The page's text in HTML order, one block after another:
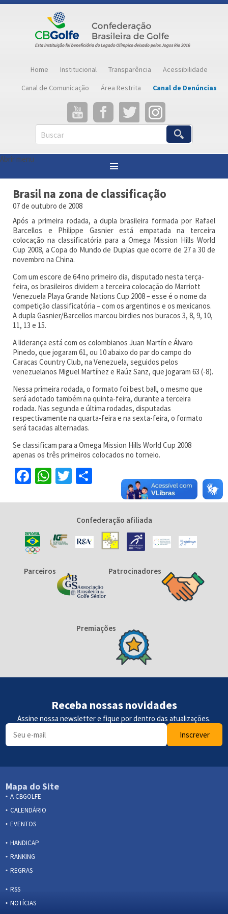
Home Institucional Transparência
Acessibilidade
Canal de Comunicação
Área Restrita Canal de Denúncias
Buscar
Abrir menu
Você está aqui: Notícias
Brasil na zona de classificação
07 de outubro de 2008
Após a primeira rodada, a dupla brasileira formada por Rafael
Barcellos e Philippe Gasnier está empatada na terceira
colocação na classificatória para a Omega Mission Hills World
Cup 2008, a Copa do Mundo de Duplas que ocorre de 27 a 30 de
novembro na China.
Com um escore de 64 no primeiro dia, disputado nesta terça-
feira, os brasileiros dividem a terceira colocação do Marriott
Venezuela Playa Grande Nations Cup 2008 – esse é o nome da
competição classificatória – com os argentinos e os mexicanos.
A dupla Gasnier/Barcellos marcou birdies nos buracos 3, 8, 9, 10,
11, 13 e 15.
A liderança está com os colombianos Juan Martín e Álvaro
Pinedo, que jogaram 61, ou 10 abaixo do par do campo do
Caracas Country Club, na Venezuela, seguidos pelos
venezuelanos Miguel Martínez e Raúz Sanz, que jogaram 63 (-8).
Nessa primeira rodada, o formato foi best ball, o mesmo que
será adotado também na quinta-feira, durante a terceira
rodada. Nas segunda e última rodadas, disputadas
respectivamente na quarta-feira e na sexta-feira, o formato
será tacadas alternadas.
Se classificam para a Omega Mission Hills World Cup 2008
apenas os três primeiros colocados no torneio.
Facebook
WhatsApp
TwitterShare
Confederação afiliada
Parceiros Patrocinadores
Premiações
Receba nossas novidades
Assine nossa newsletter e fique por dentro das atualizações.
Inscrever
Mapa do Site
A CBGOLFE
CALENDÁRIO
EVENTOS
HANDICAP
RANKING
REGRAS
RSS
NOTÍCIAS